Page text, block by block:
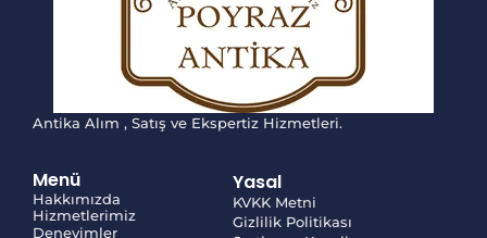
Antika Alım , Satış ve Ekspertiz Hizmetleri.
Menü
Hakkımızda
Hizmetlerimiz
Deneyimler
Yasal
KVKK Metni
Gizlilik Politikası